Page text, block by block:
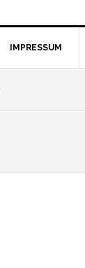
IMPRESSUM